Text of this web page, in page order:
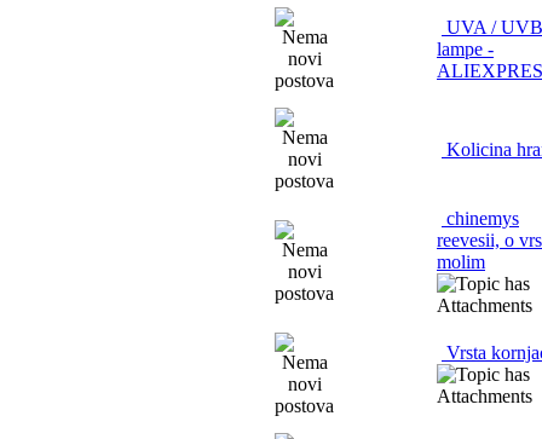
UVA / UVB
lampe -
Kolicina
chinemys
reevesii, o
molim
Vrsta